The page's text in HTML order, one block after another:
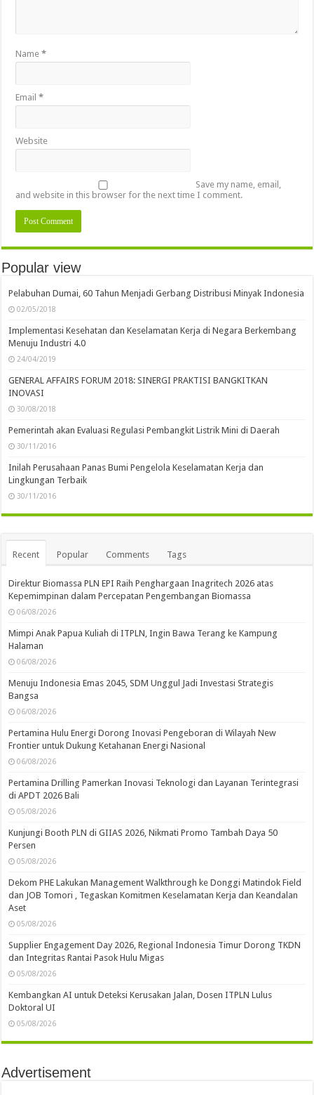
Name*
Email*
Website
Save my name, email,
and website in this browser for the next time I comment.
Popular view
Pelabuhan Dumai, 60 Tahun Menjadi Gerbang Distribusi Minyak Indonesia
02/05/2018
Implementasi Kesehatan dan Keselamatan Kerja di Negara Berkembang
Menuju Industri 4.0
24/04/2019
GENERAL AFFAIRS FORUM 2018: SINERGI PRAKTISI BANGKITKAN
INOVASI
30/08/2018
Pemerintah akan Evaluasi Regulasi Pembangkit Listrik Mini di Daerah
30/11/2016
Inilah Perusahaan Panas Bumi Pengelola Keselamatan Kerja dan
Lingkungan Terbaik
30/11/2016
Recent Popular Comments Tags
Direktur Biomassa PLN EPI Raih Penghargaan Inagritech 2026 atas
Kepemimpinan dalam Percepatan Pengembangan Biomassa
06/08/2026
Mimpi Anak Papua Kuliah di ITPLN, Ingin Bawa Terang ke Kampung
Halaman
06/08/2026
Menuju Indonesia Emas 2045, SDM Unggul Jadi Investasi Strategis
Bangsa
06/08/2026
Pertamina Hulu Energi Dorong Inovasi Pengeboran di Wilayah New
Frontier untuk Dukung Ketahanan Energi Nasional
06/08/2026
Pertamina Drilling Pamerkan Inovasi Teknologi dan Layanan Terintegrasi
di APDT 2026 Bali
05/08/2026
Kunjungi Booth PLN di GIIAS 2026, Nikmati Promo Tambah Daya 50
Persen
05/08/2026
Dekom PHE Lakukan Management Walkthrough ke Donggi Matindok Field
dan JOB Tomori , Tegaskan Komitmen Keselamatan Kerja dan Keandalan
Aset
05/08/2026
Supplier Engagement Day 2026, Regional Indonesia Timur Dorong TKDN
dan Integritas Rantai Pasok Hulu Migas
05/08/2026
Kembangkan AI untuk Deteksi Kerusakan Jalan, Dosen ITPLN Lulus
Doktoral UI
05/08/2026
Advertisement